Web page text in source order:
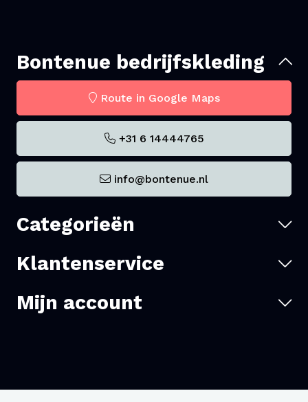
Bontenue bedrijfskleding
Route in Google Maps
+31 6 14444765
info@bontenue.nl
Categorieën
Klantenservice
Mijn account